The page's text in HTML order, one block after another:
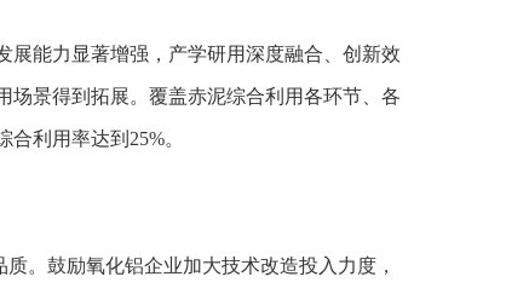
展能力显著增强，产学研用深度融合、创新效
景得到拓展。覆盖赤泥综合利用各环节、各
利用率达到25%。
。鼓励氧化铝企业加大技术改造投入力度，